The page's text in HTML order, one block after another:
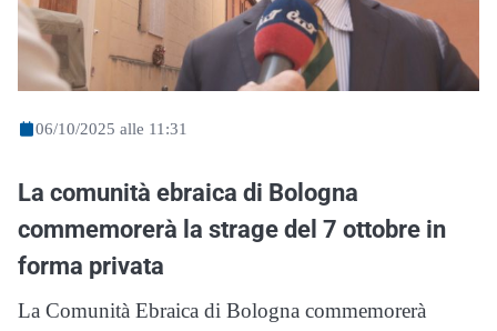
06/10/2025 alle 11:31
La comunità ebraica di Bologna
commemorerà la strage del 7 ottobre in
forma privata
La Comunità Ebraica di Bologna commemorerà